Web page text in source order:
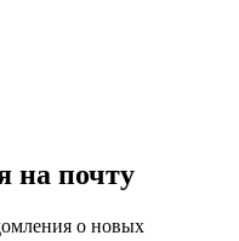
на почту
о новых